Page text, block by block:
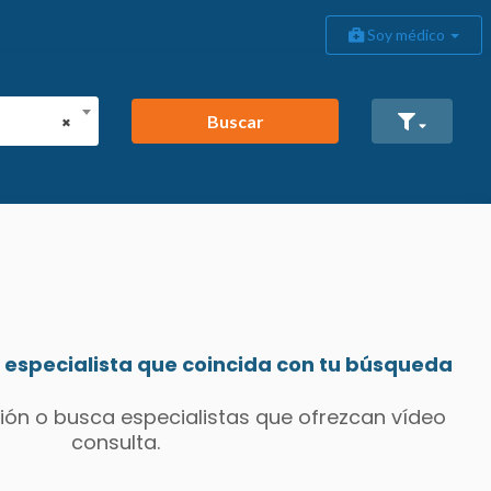
Soy médico
× Buscar
que coincida con tu búsqueda
o busca especialistas que ofrezcan vídeo
consulta.